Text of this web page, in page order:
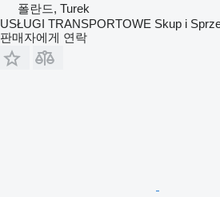
폴란드, Turek
USŁUGI TRANSPORTOWE Skup i
판매자에게 연락